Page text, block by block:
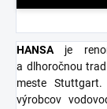
HANSAje
a dlhoročnou
meste
výrobcov